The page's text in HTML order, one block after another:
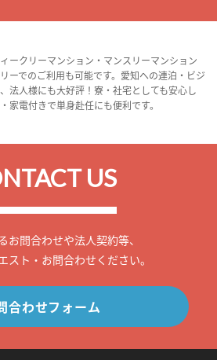
ークリーマンション・マンスリーマンション
ーでのご利用も可能です。愛知への連泊・ビジ
法人様にも大好評！寮・社宅としても安心し
家電付きで単身赴任にも便利です。
US
お問合わせや法人契約等、
スト・お問合わせください。
合わせフォーム